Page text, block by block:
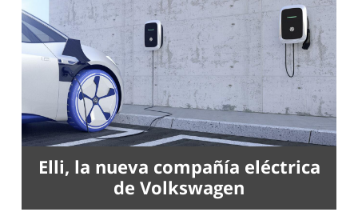
Elli, la nueva compañía eléctrica
de Volkswagen